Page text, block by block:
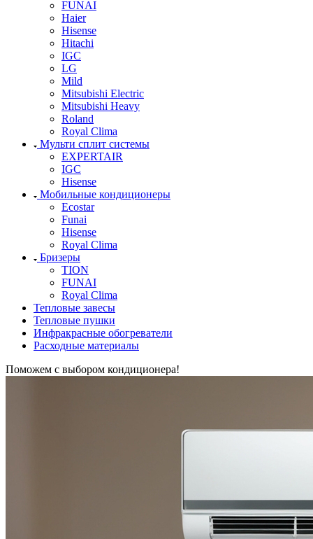
FUNAI
Haier
Hisense
Hitachi
IGC
LG
Mild
Mitsubishi Electric
Mitsubishi Heavy
Roland
Royal Clima
Мульти сплит системы
EXPERTAIR
IGC
Hisense
Мобильные кондиционеры
Ecostar
Funai
Hisense
Royal Clima
Бризеры
TION
FUNAI
Royal Clima
Тепловые завесы
Тепловые пушки
Инфракрасные обогреватели
Расходные материалы
Поможем с выбором кондиционера!